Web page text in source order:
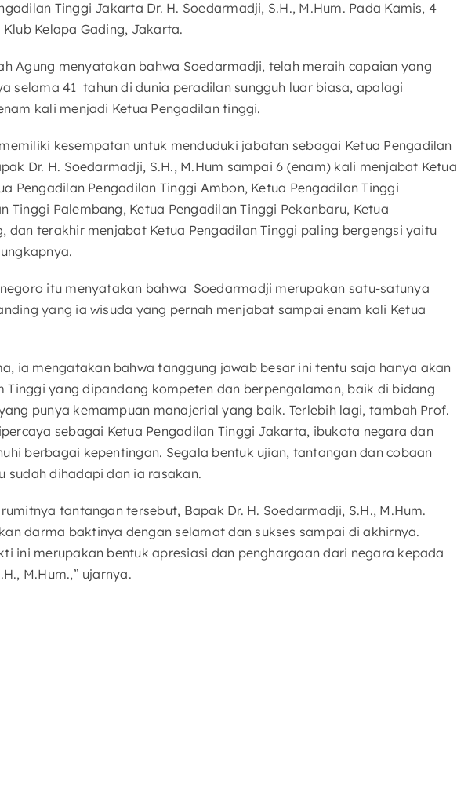
Tinggi Jakarta Dr. H. Soedarmadji, S.H., M.Hum. Pada Kamis, 4
Kelapa Gading, Jakarta.
Agung menyatakan bahwa Soedarmadji, telah meraih capaian yang
selama 41 tahun di dunia peradilan sungguh luar biasa, apalagi
kali menjadi Ketua Pengadilan tinggi.
kesempatan untuk menduduki jabatan sebagai Ketua Pengadilan
Dr. H. Soedarmadji, S.H., M.Hum sampai 6 (enam) kali menjabat Ketua
Pengadilan Pengadilan Tinggi Ambon, Ketua Pengadilan Tinggi
Tinggi Palembang, Ketua Pengadilan Tinggi Pekanbaru, Ketua
dan terakhir menjabat Ketua Pengadilan Tinggi paling bergengsi yaitu
itu menyatakan bahwa Soedarmadji merupakan satu-satunya
yang ia wisuda yang pernah menjabat sampai enam kali Ketua
ia mengatakan bahwa tanggung jawab besar ini tentu saja hanya akan
Tinggi yang dipandang kompeten dan berpengalaman, baik di bidang
punya kemampuan manajerial yang baik. Terlebih lagi, tambah Prof.
sebagai Ketua Pengadilan Tinggi Jakarta, ibukota negara dan
berbagai kepentingan. Segala bentuk ujian, tantangan dan cobaan
sudah dihadapi dan ia rasakan.
tantangan tersebut, Bapak Dr. H. Soedarmadji, S.H., M.Hum.
darma baktinya dengan selamat dan sukses sampai di akhirnya.
ini merupakan bentuk apresiasi dan penghargaan dari negara kepada
M.Hum.,” ujarnya.